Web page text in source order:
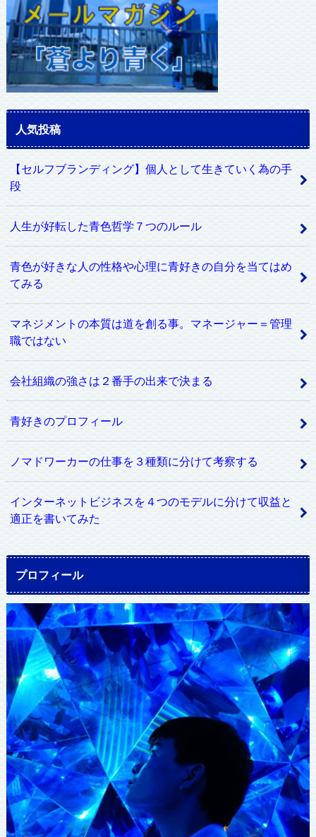
人気投稿
【セルフブランディング】個人として生きていく為の手
段
人生が好転した青色哲学７つのルール
青色が好きな人の性格や心理に青好きの自分を当てはめ
てみる
マネジメントの本質は道を創る事。マネージャー＝管理
職ではない
会社組織の強さは２番手の出来で決まる
青好きのプロフィール
ノマドワーカーの仕事を３種類に分けて考察する
インターネットビジネスを４つのモデルに分けて収益と
適正を書いてみた
プロフィール